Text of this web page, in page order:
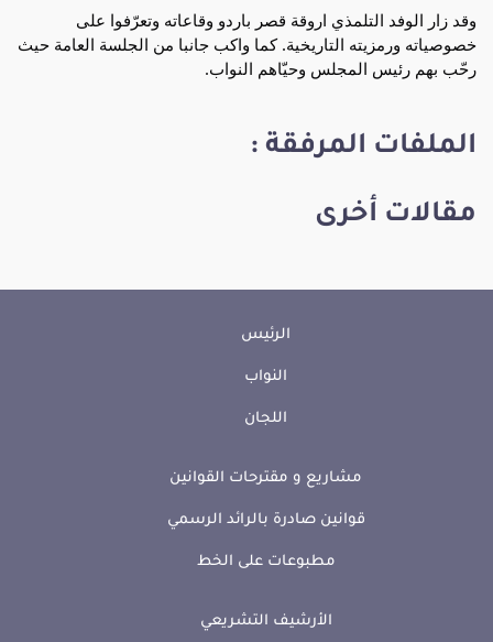
وقد زار الوفد التلمذي اروقة قصر باردو وقاعاته وتعرّفوا على
خصوصياته ورمزيته التاريخية. كما واكب جانبا من الجلسة العامة حيث
رحّب بهم رئيس المجلس وحيّاهم النواب.
الملفات المرفقة :
مقالات أخرى
الرئيس
النواب
اللجان
مشاريع و مقترحات القوانين
قوانين صادرة بالرائد الرسمي
مطبوعات على الخط
الأرشيف التشريعي